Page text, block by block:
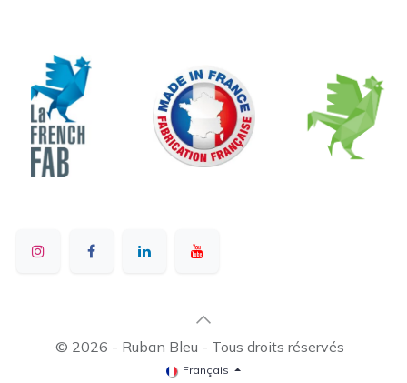
© 2026 - Ruban Bleu - Tous droits réservés
Français